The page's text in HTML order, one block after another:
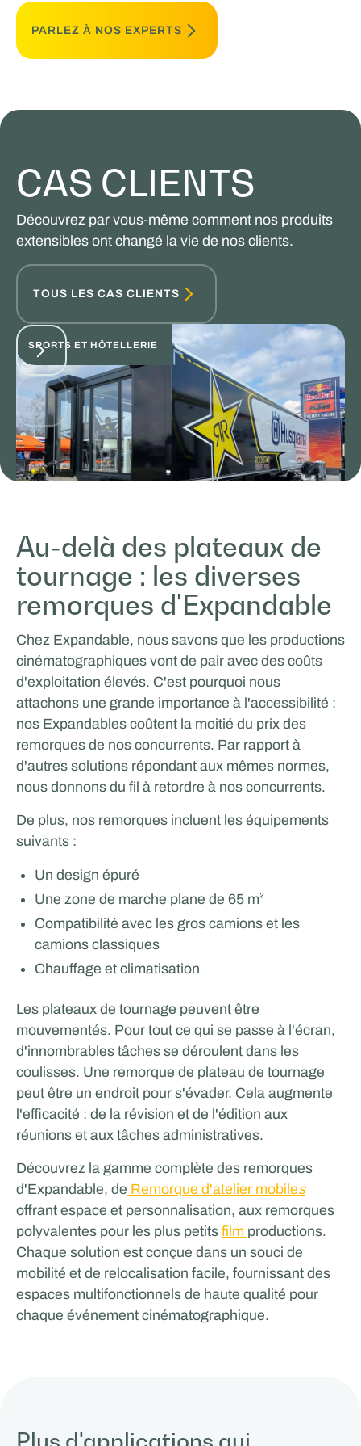
PARLEZ À NOS EXPERTS
CAS CLIENTS
Découvrez par vous-même comment nos produits
extensibles ont changé la vie de nos clients.
TOUS LES CAS CLIENTS
SPORTS ET HÔTELLERIE
ICEONE Racing
Tricorp
Glenn van Straalen
Au-delà des plateaux de
tournage : les diverses
remorques d'Expandable
Chez Expandable, nous savons que les productions
cinématographiques vont de pair avec des coûts
d'exploitation élevés. C'est pourquoi nous
attachons une grande importance à l'accessibilité :
nos Expandables coûtent la moitié du prix des
remorques de nos concurrents. Par rapport à
d'autres solutions répondant aux mêmes normes,
nous donnons du fil à retordre à nos concurrents.
De plus, nos remorques incluent les équipements
suivants :
Un design épuré
Une zone de marche plane de 65 m²
Compatibilité avec les gros camions et les
camions classiques
Chauffage et climatisation
Les plateaux de tournage peuvent être
mouvementés. Pour tout ce qui se passe à l'écran,
d'innombrables tâches se déroulent dans les
coulisses. Une remorque de plateau de tournage
peut être un endroit pour s'évader. Cela augmente
l'efficacité : de la révision et de l'édition aux
réunions et aux tâches administratives.
Découvrez la gamme complète des remorques
d'Expandable, de Remorque d'atelier mobiles
offrant espace et personnalisation, aux remorques
polyvalentes pour les plus petits film productions.
Chaque solution est conçue dans un souci de
mobilité et de relocalisation facile, fournissant des
espaces multifonctionnels de haute qualité pour
chaque événement cinématographique.